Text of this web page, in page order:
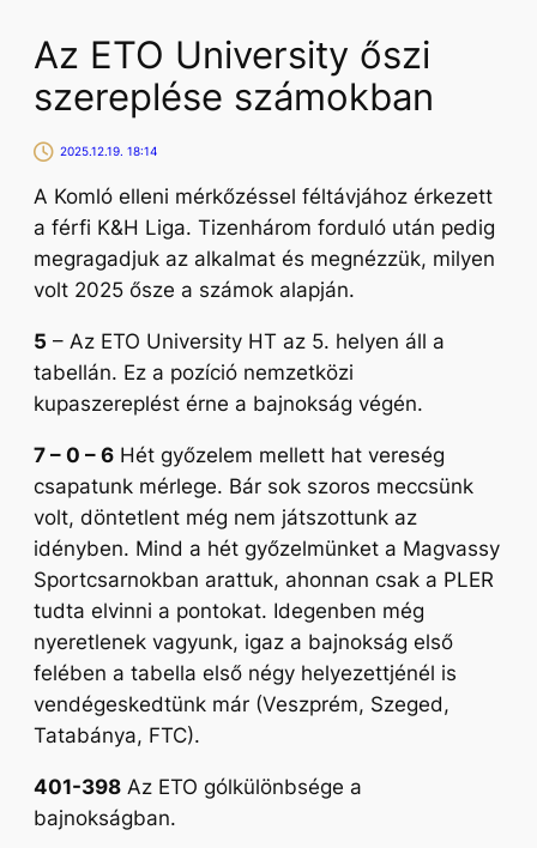
Az ETO University őszi
szereplése számokban
2025.12.19. 18:14
A Komló elleni mérkőzéssel féltávjához érkezett
a férfi K&H Liga. Tizenhárom forduló után pedig
megragadjuk az alkalmat és megnézzük, milyen
volt 2025 ősze a számok alapján.
5 – Az ETO University HT az 5. helyen áll a
tabellán. Ez a pozíció nemzetközi
kupaszereplést érne a bajnokság végén.
7 – 0 – 6 Hét győzelem mellett hat vereség
csapatunk mérlege. Bár sok szoros meccsünk
volt, döntetlent még nem játszottunk az
idényben. Mind a hét győzelmünket a Magvassy
Sportcsarnokban arattuk, ahonnan csak a PLER
tudta elvinni a pontokat. Idegenben még
nyeretlenek vagyunk, igaz a bajnokság első
felében a tabella első négy helyezettjénél is
vendégeskedtünk már (Veszprém, Szeged,
Tatabánya, FTC).
401-398 Az ETO gólkülönbsége a
bajnokságban.